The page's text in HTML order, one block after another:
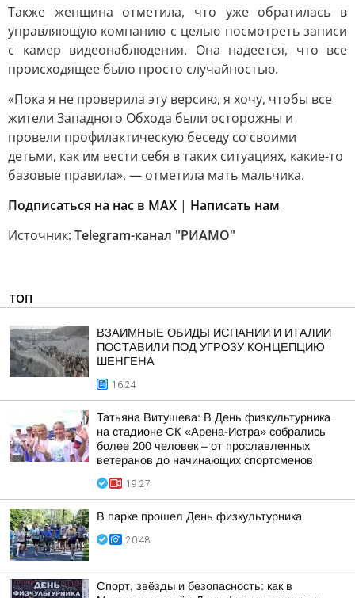
Также женщина отметила, что уже обратилась в
управляющую компанию с целью посмотреть записи
с камер видеонаблюдения. Она надеется, что все
происходящее было просто случайностью.
«Пока я не проверила эту версию, я хочу, чтобы все
жители Западного Обхода были осторожны и
провели профилактическую беседу со своими
детьми, как им вести себя в таких ситуациях, какие-то
базовые правила», — отметила мать мальчика.
Подписаться на нас в MAX | Написать нам
Источник: Telegram-канал "РИАМО"
ТОП
ВЗАИМНЫЕ ОБИДЫ ИСПАНИИ И ИТАЛИИ
ПОСТАВИЛИ ПОД УГРОЗУ КОНЦЕПЦИЮ
ШЕНГЕНА
16:24
Татьяна Витушева: В День физкультурника
на стадионе СК «Арена-Истра» собрались
более 200 человек – от прославленных
ветеранов до начинающих спортсменов
19:27
В парке прошел День физкультурника
20:48
Спорт, звёзды и безопасность: как в